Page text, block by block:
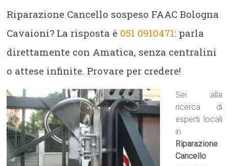
Riparazione Cancello sospeso FAAC Bologna
Cavaioni? La risposta è 051 0910471: parla
direttamente con Amatica, senza centralini
o attese infinite. Provare per credere!
Sei alla
ricerca di
esperti locali
in
Riparazione
Cancello